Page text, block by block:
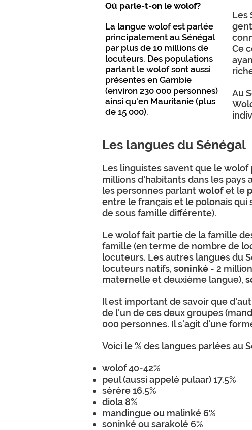
Où parle-t-on le wolof?
La langue wolof est parlée
principalement au Sénégal
par plus de 10 millions de
locuteurs. Des populations
parlant le wolof sont aussi
présentes en Gambie
(environ 230 000 personnes)
ainsi qu'en Mauritanie (plus
de 15 000).
Les
Ce
Au
Les langues du Sénégal
Les linguistes savent que le
millions d'habitants dans les pays
les personnes parlantwolofet le
entre le français et le polonais
de sous famille différente).
Le wolof fait partie de la famille
famille (en terme de nombre de
locuteurs. Les autres langues du
locuteurs natifs, soninké - 2
maternelle et deuxième langue),
Il est important de savoir que
de l'un de ces deux groupes
000 personnes. Il s'agit d'une
Voici le % des langues parlées au
wolof 40-42%
peul (aussi appelé pulaar) 17.5%
sérère 16.5%
diola 8%
mandingue ou malinké 6%
soninké ou sarakolé 6%